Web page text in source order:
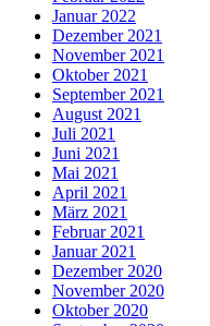
Januar 2022
Dezember 2021
November 2021
Oktober 2021
September 2021
August 2021
Juli 2021
Juni 2021
Mai 2021
April 2021
März 2021
Februar 2021
Januar 2021
Dezember 2020
November 2020
Oktober 2020